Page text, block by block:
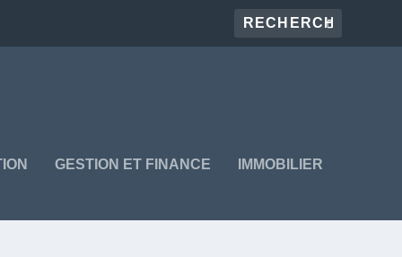
GESTION ET FINANCE IMMOBILIER